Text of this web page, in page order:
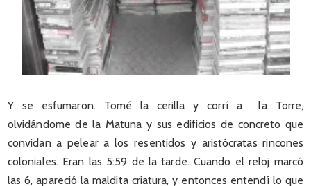
Y se esfumaron. Tomé la cerilla y corrí a la Torre,
olvidándome de la Matuna y sus edificios de concreto que
convidan a pelear a los resentidos y aristócratas rincones
coloniales. Eran las 5:59 de la tarde. Cuando el reloj marcó
las 6, apareció la maldita criatura, y entonces entendí lo que